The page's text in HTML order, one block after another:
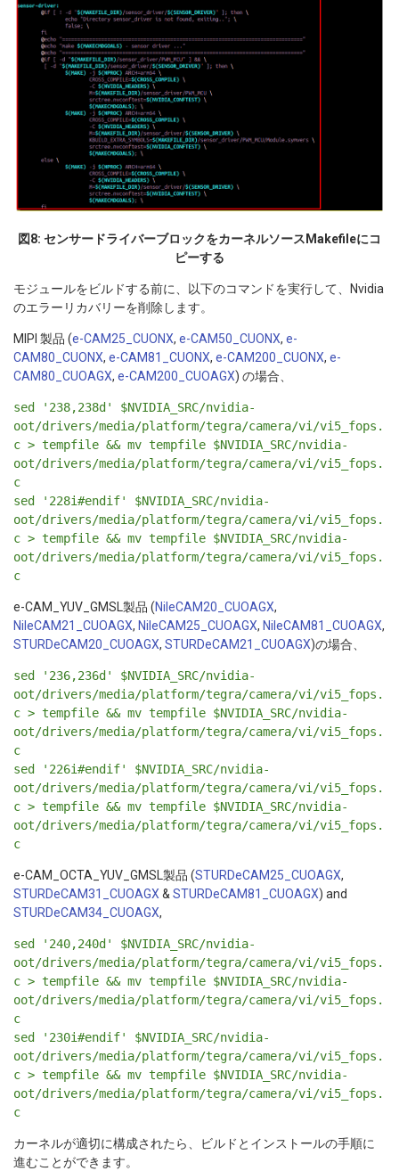
図8: センサードライバーブロックをカーネルソースMakefileにコ
ピーする
モジュールをビルドする前に、以下のコマンドを実行して、Nvidia
のエラーリカバリーを削除します。
MIPI 製品 (e-CAM25_CUONX, e-CAM50_CUONX, e-
CAM80_CUONX, e-CAM81_CUONX, e-CAM200_CUONX, e-
CAM80_CUOAGX, e-CAM200_CUOAGX) の場合、
sed '238,238d' $NVIDIA_SRC/nvidia-
oot/drivers/media/platform/tegra/camera/vi/vi5_fops.
c > tempfile && mv tempfile $NVIDIA_SRC/nvidia-
oot/drivers/media/platform/tegra/camera/vi/vi5_fops.
c
sed '228i#endif' $NVIDIA_SRC/nvidia-
oot/drivers/media/platform/tegra/camera/vi/vi5_fops.
c > tempfile && mv tempfile $NVIDIA_SRC/nvidia-
oot/drivers/media/platform/tegra/camera/vi/vi5_fops.
c
e-CAM_YUV_GMSL製品 (NileCAM20_CUOAGX,
NileCAM21_CUOAGX, NileCAM25_CUOAGX, NileCAM81_CUOAGX,
STURDeCAM20_CUOAGX, STURDeCAM21_CUOAGX)の場合、
sed '236,236d' $NVIDIA_SRC/nvidia-
oot/drivers/media/platform/tegra/camera/vi/vi5_fops.
c > tempfile && mv tempfile $NVIDIA_SRC/nvidia-
oot/drivers/media/platform/tegra/camera/vi/vi5_fops.
c
sed '226i#endif' $NVIDIA_SRC/nvidia-
oot/drivers/media/platform/tegra/camera/vi/vi5_fops.
c > tempfile && mv tempfile $NVIDIA_SRC/nvidia-
oot/drivers/media/platform/tegra/camera/vi/vi5_fops.
c
e-CAM_OCTA_YUV_GMSL製品 (STURDeCAM25_CUOAGX,
STURDeCAM31_CUOAGX&STURDeCAM81_CUOAGX) and
STURDeCAM34_CUOAGX,
sed '240,240d' $NVIDIA_SRC/nvidia-
oot/drivers/media/platform/tegra/camera/vi/vi5_fops.
c > tempfile && mv tempfile $NVIDIA_SRC/nvidia-
oot/drivers/media/platform/tegra/camera/vi/vi5_fops.
c
sed '230i#endif' $NVIDIA_SRC/nvidia-
oot/drivers/media/platform/tegra/camera/vi/vi5_fops.
c > tempfile && mv tempfile $NVIDIA_SRC/nvidia-
oot/drivers/media/platform/tegra/camera/vi/vi5_fops.
c
カーネルが適切に構成されたら、ビルドとインストールの手順に
進むことができます。